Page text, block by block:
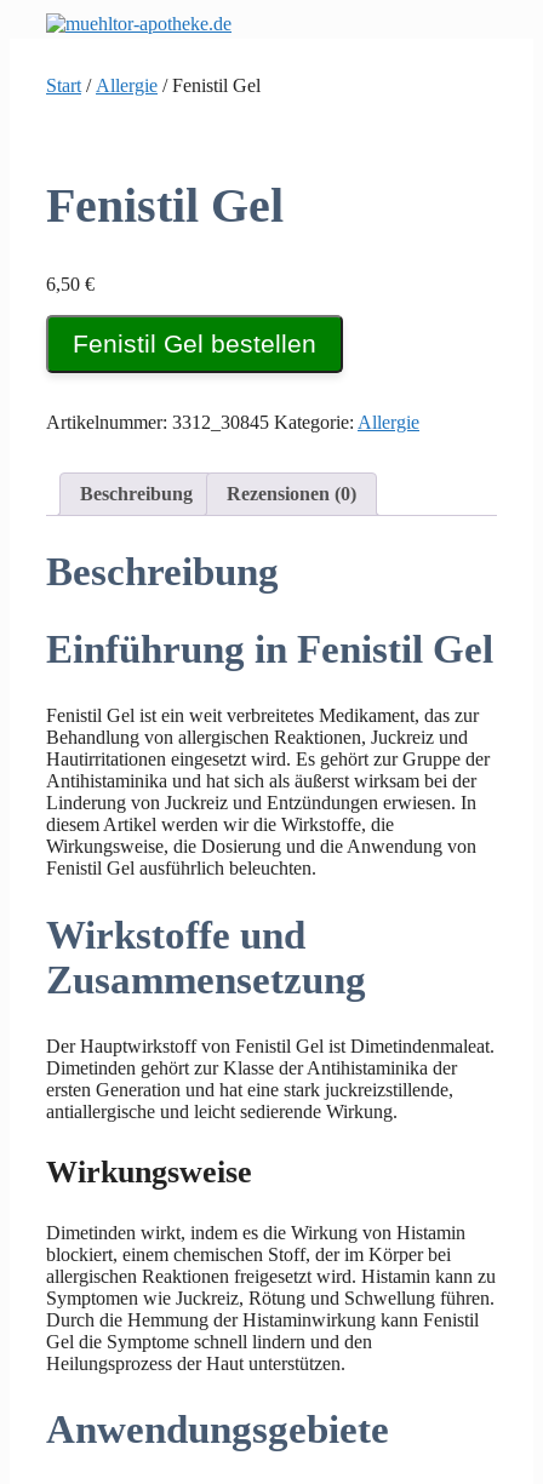
Start / Allergie / Fenistil Gel
Fenistil Gel
6,50 €
Fenistil Gel bestellen
Artikelnummer: 3312_30845 Kategorie: Allergie
Beschreibung Rezensionen (0)
Beschreibung
Einführung in Fenistil Gel
Fenistil Gel ist ein weit verbreitetes Medikament, das zur
Behandlung von allergischen Reaktionen, Juckreiz und
Hautirritationen eingesetzt wird. Es gehört zur Gruppe der
Antihistaminika und hat sich als äußerst wirksam bei der
Linderung von Juckreiz und Entzündungen erwiesen. In
diesem Artikel werden wir die Wirkstoffe, die
Wirkungsweise, die Dosierung und die Anwendung von
Fenistil Gel ausführlich beleuchten.
Wirkstoffe und
Zusammensetzung
Der Hauptwirkstoff von Fenistil Gel ist Dimetindenmaleat.
Dimetinden gehört zur Klasse der Antihistaminika der
ersten Generation und hat eine stark juckreizstillende,
antiallergische und leicht sedierende Wirkung.
Wirkungsweise
Dimetinden wirkt, indem es die Wirkung von Histamin
blockiert, einem chemischen Stoff, der im Körper bei
allergischen Reaktionen freigesetzt wird. Histamin kann zu
Symptomen wie Juckreiz, Rötung und Schwellung führen.
Durch die Hemmung der Histaminwirkung kann Fenistil
Gel die Symptome schnell lindern und den
Heilungsprozess der Haut unterstützen.
Anwendungsgebiete